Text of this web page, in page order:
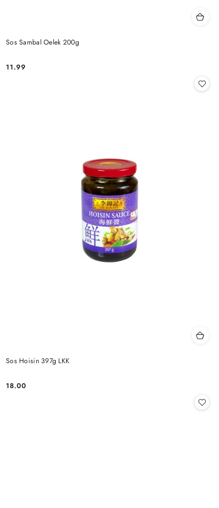
Sos Sambal Oelek 200g
Cena:
11.99
Sos Hoisin 397g LKK
Cena:
18.00